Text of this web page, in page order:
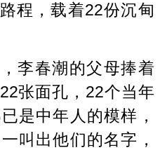
程，载着22份沉甸
李春潮的父母捧着
张面孔，22个当年
是中年人的模样，
叫出他们的名字，